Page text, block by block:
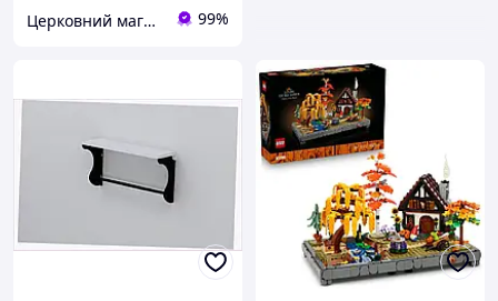
Церковний магазин "Трикірій" 99%